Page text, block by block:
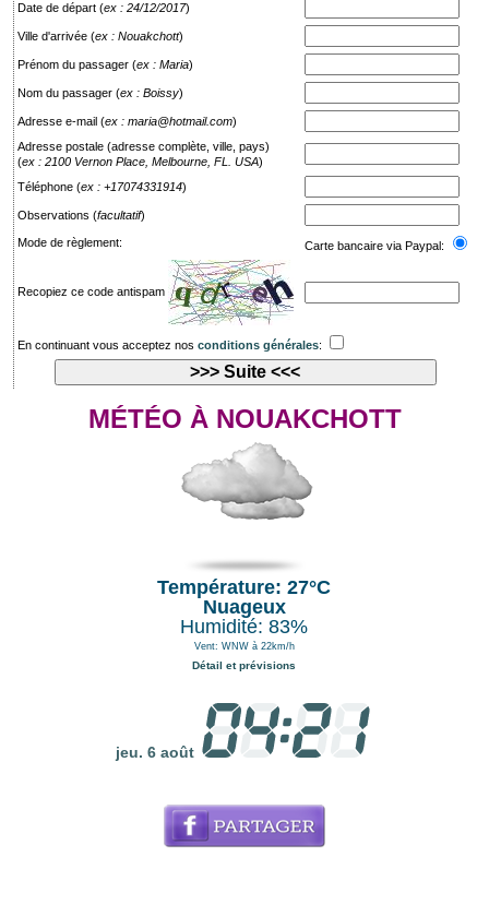
Date de départ (ex : 24/12/2017)
Ville d'arrivée (ex : Nouakchott)
Prénom du passager (ex : Maria)
Nom du passager (ex : Boissy)
Adresse e-mail (ex : maria@hotmail.com)
Adresse postale (adresse complète, ville, pays)
(ex : 2100 Vernon Place, Melbourne, FL. USA)
Téléphone (ex : +17074331914)
Observations (facultatif)
Mode de règlement: Carte bancaire via Paypal:
Recopiez ce code antispam
En continuant vous acceptez nos conditions générales:
MÉTÉO À NOUAKCHOTT
Température: 27°C
Nuageux
Humidité: 83%
Vent: WNW à 22km/h
Détail et prévisions
jeu. 6 août